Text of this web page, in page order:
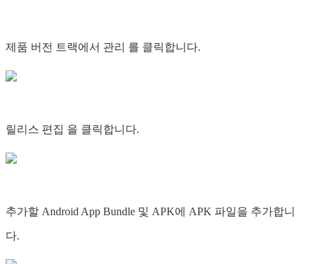
제품 버전 트랙에서 관리 를 클릭합니다.
릴리스 편집 을 클릭합니다.
추가할 Android App Bundle 및 APK에 APK 파일을 추가합니
다.